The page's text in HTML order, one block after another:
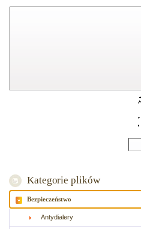
Kategorie plików
Bezpieczeństwo
Antydialery